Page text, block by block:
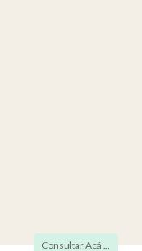
Consultar Acá ...